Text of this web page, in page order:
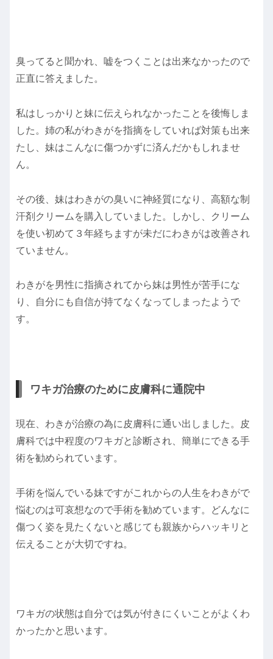
臭ってると聞かれ、嘘をつくことは出来なかったので
正直に答えました。
私はしっかりと妹に伝えられなかったことを後悔しま
した。姉の私がわきがを指摘をしていれば対策も出来
たし、妹はこんなに傷つかずに済んだかもしれませ
ん。
その後、妹はわきがの臭いに神経質になり、高額な制
汗剤クリームを購入していました。しかし、クリーム
を使い初めて３年経ちますが未だにわきがは改善され
ていません。
わきがを男性に指摘されてから妹は男性が苦手にな
り、自分にも自信が持てなくなってしまったようで
す。
ワキガ治療のために皮膚科に通院中
現在、わきが治療の為に皮膚科に通い出しました。皮
膚科では中程度のワキガと診断され、簡単にできる手
術を勧められています。
手術を悩んでいる妹ですがこれからの人生をわきがで
悩むのは可哀想なので手術を勧めています。どんなに
傷つく姿を見たくないと感じても親族からハッキリと
伝えることが大切ですね。
ワキガの状態は自分では気が付きにくいことがよくわ
かったかと思います。